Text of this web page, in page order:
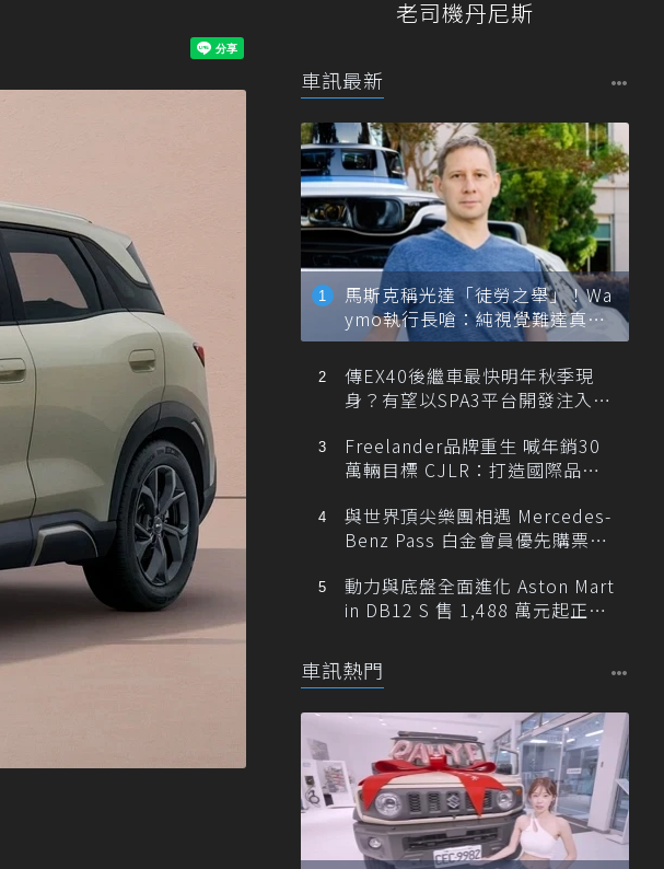
老司機丹尼斯
車訊最新
馬斯克稱光達「徒勞之舉」！Wa
ymo執行長嗆：純視覺難達真正
自動駕駛
傳EX40後繼車最快明年秋季現
身？有望以SPA3平台開發注入80
Freelander品牌重生 喊年銷30
萬輛目標 CJLR：打造國際品牌
與世界頂尖樂團相遇 Mercedes-
Benz Pass 白金會員優先購票維
動力與底盤全面進化 Aston Mart
in DB12 S 售 1,488 萬元起正式
車訊熱門